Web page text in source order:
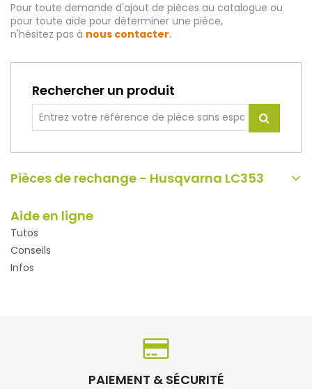
Pour toute demande d'ajout de pièces au catalogue ou
pour toute aide pour déterminer une pièce,
n'hésitez pas à nous contacter.
Rechercher un produit
Pièces de rechange - Husqvarna LC353
Aide en ligne
Tutos
Conseils
Infos
PAIEMENT & SÉCURITÉ